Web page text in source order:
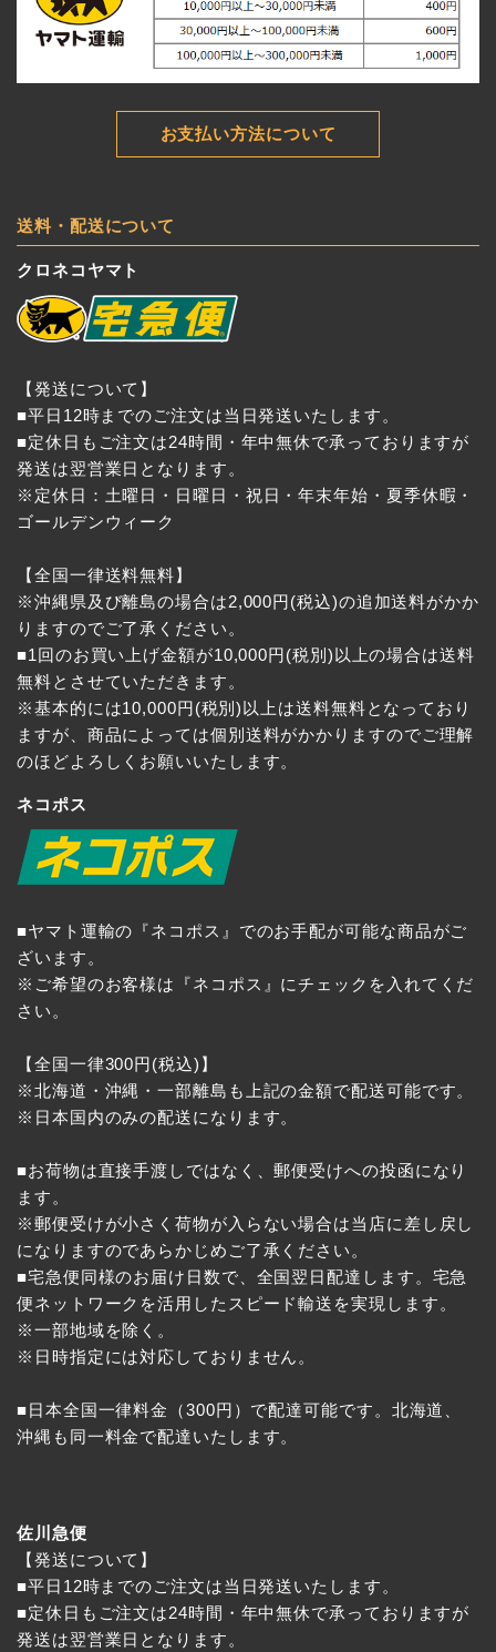
お支払い方法について
送料・配送について
クロネコヤマト
【発送について】
■平日12時までのご注文は当日発送いたします。
■定休日もご注文は24時間・年中無休で承っておりますが
発送は翌営業日となります。
※定休日：土曜日・日曜日・祝日・年末年始・夏季休暇・
ゴールデンウィーク
【全国一律送料無料】
※沖縄県及び離島の場合は2,000円(税込)の追加送料がかか
りますのでご了承ください。
■1回のお買い上げ金額が10,000円(税別)以上の場合は送料
無料とさせていただきます。
※基本的には10,000円(税別)以上は送料無料となっており
ますが、商品によっては個別送料がかかりますのでご理解
のほどよろしくお願いいたします。
ネコポス
■ヤマト運輸の『ネコポス』でのお手配が可能な商品がご
ざいます。
※ご希望のお客様は『ネコポス』にチェックを入れてくだ
さい。
【全国一律300円(税込)】
※北海道・沖縄・一部離島も上記の金額で配送可能です。
※日本国内のみの配送になります。
■お荷物は直接手渡しではなく、郵便受けへの投函になり
ます。
※郵便受けが小さく荷物が入らない場合は当店に差し戻し
になりますのであらかじめご了承ください。
■宅急便同様のお届け日数で、全国翌日配達します。宅急
便ネットワークを活用したスピード輸送を実現します。
※一部地域を除く。
※日時指定には対応しておりません。
■日本全国一律料金（300円）で配達可能です。北海道、
沖縄も同一料金で配達いたします。
佐川急便
【発送について】
■平日12時までのご注文は当日発送いたします。
■定休日もご注文は24時間・年中無休で承っておりますが
発送は翌営業日となります。